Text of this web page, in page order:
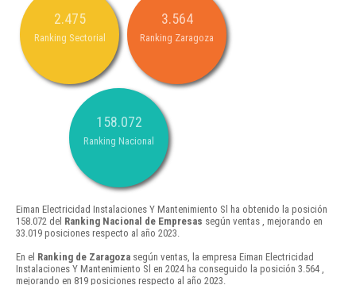
2.475
Ranking Sectorial
3.564
Ranking Zaragoza
158.072
Ranking Nacional
Eiman Electricidad Instalaciones Y Mantenimiento Sl ha obtenido la posición
158.072 del Ranking Nacional de Empresas según ventas , mejorando en
33.019 posiciones respecto al año 2023.
En el Ranking de Zaragoza según ventas, la empresa Eiman Electricidad
Instalaciones Y Mantenimiento Sl en 2024 ha conseguido la posición 3.564 ,
mejorando en 819 posiciones respecto al año 2023.